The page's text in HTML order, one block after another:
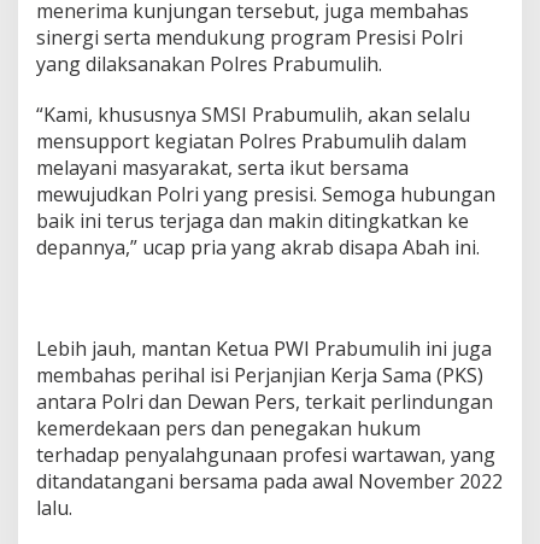
l
a
t
r
a
h
m
i
k
e
K
l
r
e
s
P
r
a
b
menerima kunjungan tersebut, juga membahas
sinergi serta mendukung program Presisi Polri
yang dilaksanakan Polres Prabumulih.
“Kami, khususnya SMSI Prabumulih, akan selalu
mensupport kegiatan Polres Prabumulih dalam
melayani masyarakat, serta ikut bersama
mewujudkan Polri yang presisi. Semoga hubungan
baik ini terus terjaga dan makin ditingkatkan ke
depannya,” ucap pria yang akrab disapa Abah ini.
Lebih jauh, mantan Ketua PWI Prabumulih ini juga
membahas perihal isi Perjanjian Kerja Sama (PKS)
antara Polri dan Dewan Pers, terkait perlindungan
kemerdekaan pers dan penegakan hukum
terhadap penyalahgunaan profesi wartawan, yang
ditandatangani bersama pada awal November 2022
lalu.